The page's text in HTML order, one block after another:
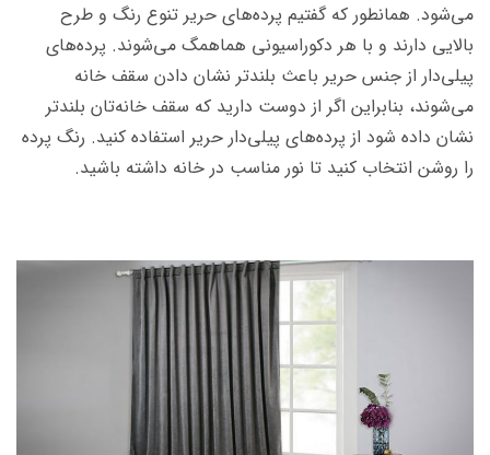
می‌شود. همانطور که گفتیم پرده‌های حریر تنوع رنگ و طرح
بالایی دارند و با هر دکوراسیونی هماهمگ می‌شوند. پرده‌‌های
پیلی‌دار از جنس حریر باعث بلندتر نشان دادن سقف خانه
می‌شوند، بنابراین اگر از دوست دارید که سقف خانه‌تان بلندتر
نشان داده شود از پرده‌های پیلی‌دار حریر استفاده کنید. رنگ پرده
را روشن انتخاب کنید تا نور مناسب در خانه داشته باشید.